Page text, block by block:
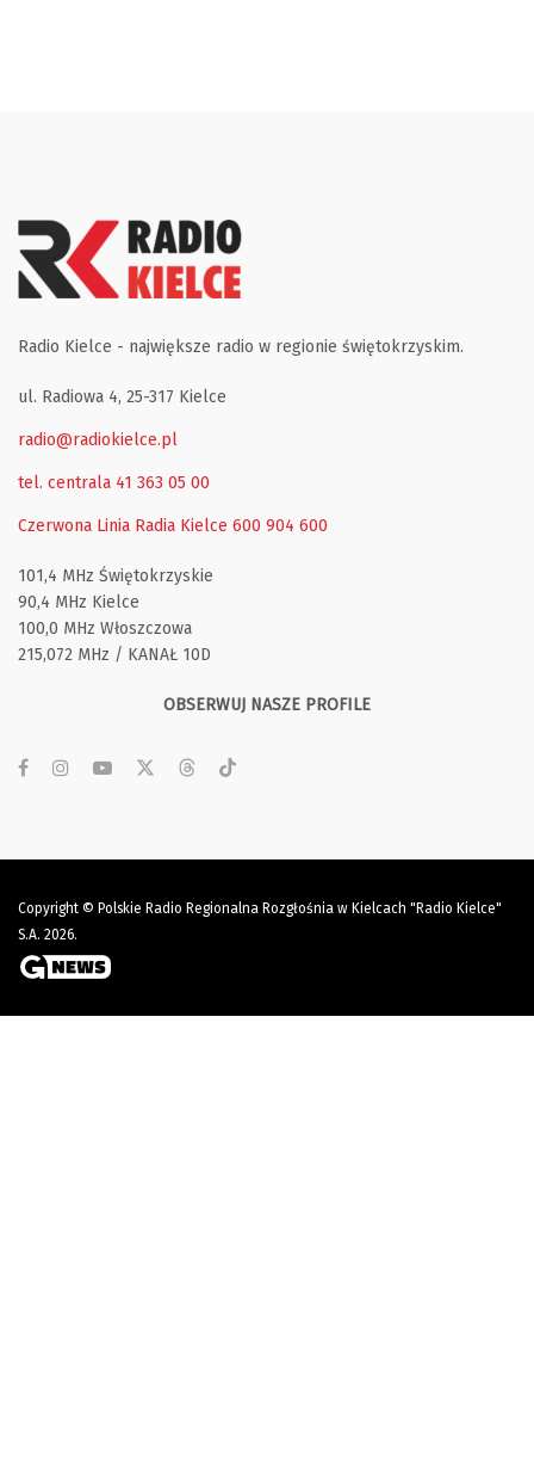
Radio Kielce - największe radio w regionie świętokrzyskim.
ul. Radiowa 4, 25-317 Kielce
radio@radiokielce.pl
tel. centrala 41 363 05 00
Czerwona Linia Radia Kielce 600 904 600
101,4 MHz Świętokrzyskie
90,4 MHz Kielce
100,0 MHz Włoszczowa
215,072 MHz / KANAŁ 10D
OBSERWUJ NASZE PROFILE
Copyright © Polskie Radio Regionalna Rozgłośnia w Kielcach "Radio Kielce"
S.A. 2026.